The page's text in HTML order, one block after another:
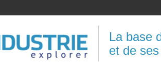
La base
et de